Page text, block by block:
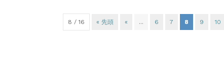
8 / 16 « 先頭 « ... 6 7 8 9 10